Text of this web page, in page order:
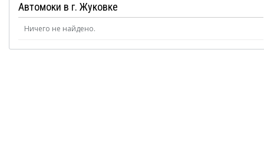
Автомоки в г. Жуковке
Ничего не найдено.